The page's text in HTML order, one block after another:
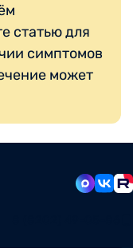
статью для
симптомов
может